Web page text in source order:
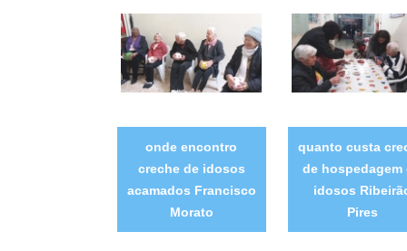
onde encontro
creche de idosos
acamados Francisco
Morato
quanto custa
de hospedagem
idosos
Pires